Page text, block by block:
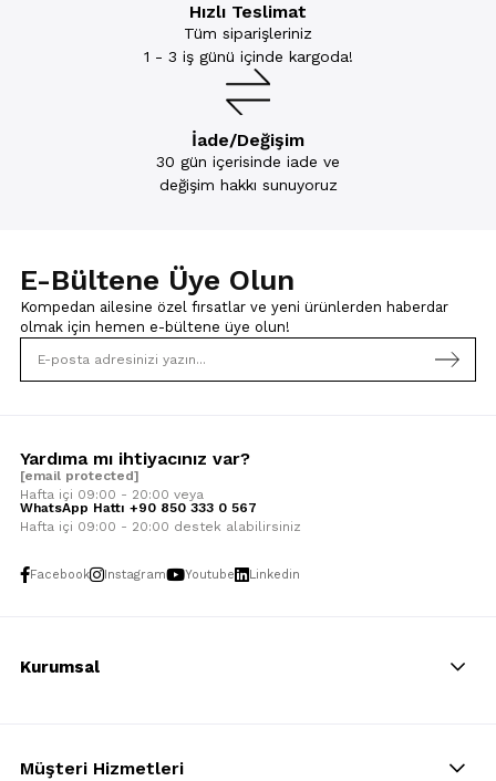
Hızlı Teslimat
Tüm siparişleriniz
1 - 3 iş günü içinde kargoda!
İade/Değişim
30 gün içerisinde iade ve
değişim hakkı sunuyoruz
E-Bültene Üye Olun
Kompedan ailesine özel fırsatlar ve yeni ürünlerden haberdar
olmak için hemen e-bültene üye olun!
Yardıma mı ihtiyacınız var?
[email protected]
Hafta içi 09:00 - 20:00 veya
WhatsApp Hattı +90 850 333 0 567
Hafta içi 09:00 - 20:00 destek alabilirsiniz
Facebook Instagram Youtube Linkedin
Kurumsal
Müşteri Hizmetleri